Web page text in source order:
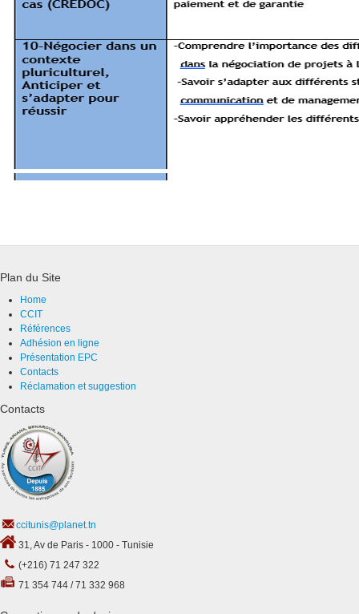
Plan du Site
Home
CCIT
Références
Adhésion en ligne
Présentation EPC
Contacts
Réclamation et suggestion
Contacts
ccitunis@planet.tn
31, Av de Paris - 1000 - Tunisie
(+216) 71 247 322
71 354 744 / 71 332 968